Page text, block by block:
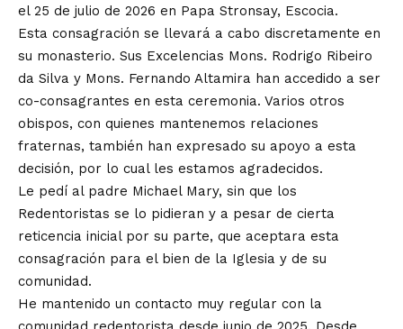
el 25 de julio de 2026 en Papa Stronsay, Escocia.
Esta consagración se llevará a cabo discretamente en
su monasterio. Sus Excelencias Mons. Rodrigo Ribeiro
da Silva y Mons. Fernando Altamira han accedido a ser
co-consagrantes en esta ceremonia. Varios otros
obispos, con quienes mantenemos relaciones
fraternas, también han expresado su apoyo a esta
decisión, por lo cual les estamos agradecidos.
Le pedí al padre Michael Mary, sin que los
Redentoristas se lo pidieran y a pesar de cierta
reticencia inicial por su parte, que aceptara esta
consagración para el bien de la Iglesia y de su
comunidad.
He mantenido un contacto muy regular con la